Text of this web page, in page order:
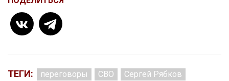
ТЕГИ: переговоры СВО
Сергей Рябков